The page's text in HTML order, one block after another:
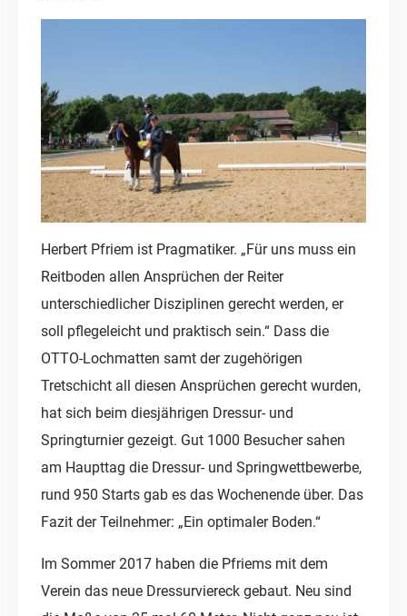
Herbert Pfriem ist Pragmatiker. „Für uns muss ein
Reitboden allen Ansprüchen der Reiter
unterschiedlicher Disziplinen gerecht werden, er
soll pflegeleicht und praktisch sein.“ Dass die
OTTO-Lochmatten samt der zugehörigen
Tretschicht all diesen Ansprüchen gerecht wurden,
hat sich beim diesjährigen Dressur- und
Springturnier gezeigt. Gut 1000 Besucher sahen
am Haupttag die Dressur- und Springwettbewerbe,
rund 950 Starts gab es das Wochenende über. Das
Fazit der Teilnehmer: „Ein optimaler Boden.“
Im Sommer 2017 haben die Pfriems mit dem
Verein das neue Dressurviereck gebaut. Neu sind